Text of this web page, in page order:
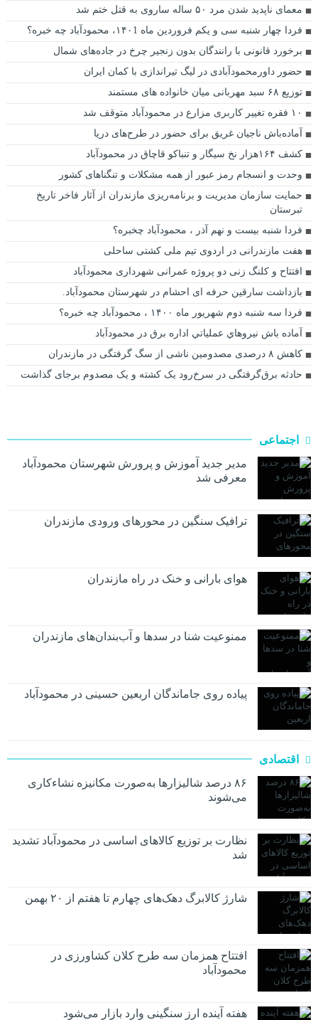
معمای ناپدید شدن مرد ۵۰ ساله ساروی به قتل ختم شد
فردا چهار شنبه سی و یکم فروردین ماه ۱۴۰1، محمودآباد چه خبره؟
برخورد قانونی با رانندگان بدون زنجیر چرخ در جاده‌های شمال
حضور داورمحمودآبادی در لیگ تیراندازی با کمان ایران
توزیع ۶۸ سبد مهربانی میان خانواده های مستمند
۱۰ فقره تغییر کاربری مزارع در محمودآباد متوقف شد
آماده‌باش ناجیان غریق برای حضور در طرح‌های دریا
كشف ۱۶۴هزار نخ سیگار و تنباکو قاچاق در محمودآباد
وحدت و انسجام رمز عبور از همه مشکلات و تنگناهای کشور
حمایت سازمان مدیریت و برنامه‌ریزی مازندران از آثار فاخر تاریخ
تبرستان
فردا شنبه بیست و نهم آذر ، محمودآباد چخبره؟
هفت مازندرانی در اردوی تیم ملی کشتی ساحلی
افتتاح و کلنگ زنی دو پروژه عمرانی شهرداری محمودآباد
بازداشت سارقین حرفه ای احشام در شهرستان محمودآباد.
فردا سه شنبه دوم شهریور ماه ۱۴۰۰ ، محمودآباد چه خبره؟
آماده باش نيروهاي عملياتي اداره برق در محمودآباد
کاهش ۸ درصدی مصدومین ناشی از سگ گرفتگی در مازندران
حادثه برق‌گرفتگی در سرخ‌رود يک كشته و یک مصدوم برجای گذاشت
اجتماعی
مدیر جدید آموزش و پرورش شهرستان محمودآباد
معرفی شد
ترافیک سنگین در محور‌های ورودی مازندران
هوای بارانی و خنک در راه مازندران
ممنوعیت شنا در سدها و آب‌بندان‌‌های مازندران
پیاده روی جاماندگان اربعین حسینی در محمودآباد
اقتصادی
۸۶ درصد شالیزارها به‌صورت مکانیزه نشاءکاری
می‌شوند
نظارت بر توزیع کالا‌های اساسی در محمودآباد تشدید
شد
شارژ کالابرگ دهک‌های چهارم تا هفتم از ۲۰ بهمن
افتتاح همزمان سه طرح کلان کشاورزی در
محمودآباد
هفته آینده ارز سنگینی وارد بازار می‌شود